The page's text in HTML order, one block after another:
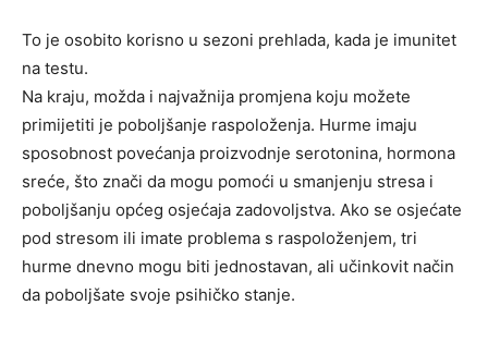
To je osobito korisno u sezoni prehlada, kada je imunitet
na testu.
Na kraju, možda i najvažnija promjena koju možete
primijetiti je poboljšanje raspoloženja. Hurme imaju
sposobnost povećanja proizvodnje serotonina, hormona
sreće, što znači da mogu pomoći u smanjenju stresa i
poboljšanju općeg osjećaja zadovoljstva. Ako se osjećate
pod stresom ili imate problema s raspoloženjem, tri
hurme dnevno mogu biti jednostavan, ali učinkovit način
da poboljšate svoje psihičko stanje.